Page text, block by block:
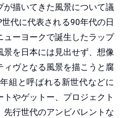
が描いてきた風景について議
代に代表される90年代の日
ューヨークで誕生したラップ
景を日本には見出せず、想像
ィヴとなる風景を描こうと腐
組と呼ばれる新世代などに
やゲットー、プロジェクト
行世代のアンビバレントな